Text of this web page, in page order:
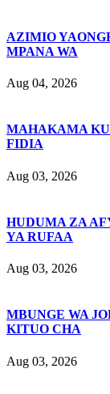
AZIMIO
MPANA WA
Aug 04, 2026
MAHAKAMA
FIDIA
Aug 03, 2026
HUDUMA ZA
YA RUFAA
Aug 03, 2026
MBUNGE WA
KITUO CHA
Aug 03, 2026